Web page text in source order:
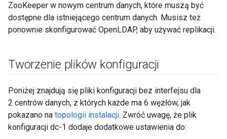
ZooKeeper w nowym centrum danych, które muszą być
dostępne dla istniejącego centrum danych. Musisz też
ponownie skonfigurować OpenLDAP, aby używać replikacji.
Tworzenie plików konfiguracji
Poniżej znajdują się pliki konfiguracji bez interfejsu dla
2 centrów danych, z których każde ma 6 węzłów, jak
pokazano na topologii instalacji. Zwróć uwagę, że plik
konfiguracji dc-1 dodaje dodatkowe ustawienia do: